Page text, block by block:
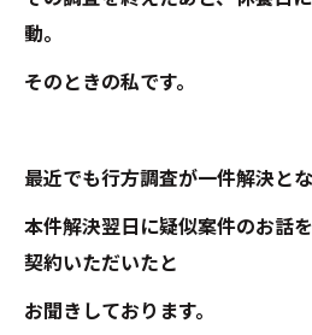
動。
そのときの私です。
最近でも行方調査が一件解決とな
本件解決翌日に疑似案件のお話
契約いただいたと
お聞きしております。